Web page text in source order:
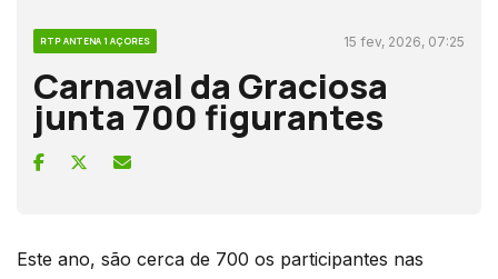
RTP ANTENA 1 AÇORES 15 fev, 2026, 07:25
Carnaval da Graciosa
junta 700 figurantes
Este ano, são cerca de 700 os participantes nas